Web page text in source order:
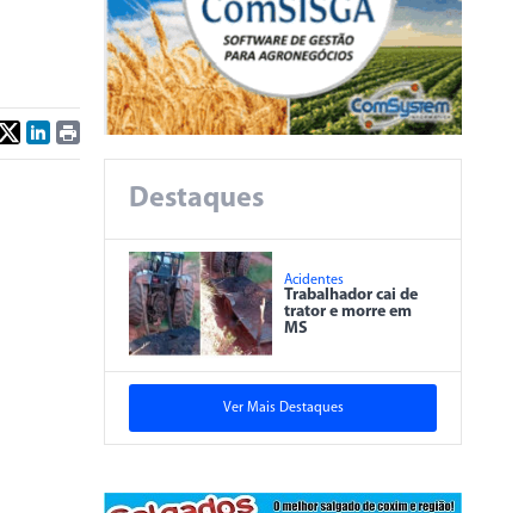
Destaques
Acidentes
Trabalhador cai de
trator e morre em
MS
Ver Mais Destaques